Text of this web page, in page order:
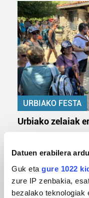
Datuen erabilera
Guk eta gure 1022
zure IP zenbakia,
bezalako teknologiak
URBIAKO FESTA
Urbiako zelaiak